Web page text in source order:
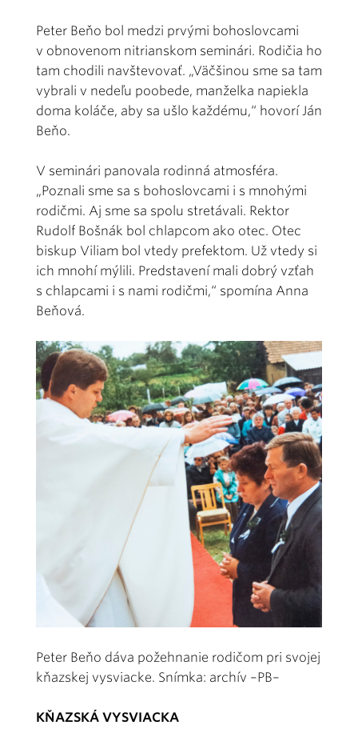
Peter Beňo bol medzi prvými bohoslovcami
v obnovenom nitrianskom seminári. Rodičia ho
tam chodili navštevovať. „Väčšinou sme sa tam
vybrali v nedeľu poobede, manželka napiekla
doma koláče, aby sa ušlo každému,“ hovorí Ján
Beňo.
V seminári panovala rodinná atmosféra.
„Poznali sme sa s bohoslovcami i s mnohými
rodičmi. Aj sme sa spolu stretávali. Rektor
Rudolf Bošnák bol chlapcom ako otec. Otec
biskup Viliam bol vtedy prefektom. Už vtedy si
ich mnohí mýlili. Predstavení mali dobrý vzťah
s chlapcami i s nami rodičmi,“ spomína Anna
Beňová.
Peter Beňo dáva požehnanie rodičom pri svojej
kňazskej vysviacke. Snímka: archív –PB–
KŇAZSKÁ VYSVIACKA